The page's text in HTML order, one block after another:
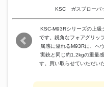
KSC ガスブローバ
KSC-M93Rシリーズの上級
です。鋭角なフォアグリッ
属感に溢れるM93Rに、へ
実銃と同じ約1.2kgの重量
す。買い取らせていただい